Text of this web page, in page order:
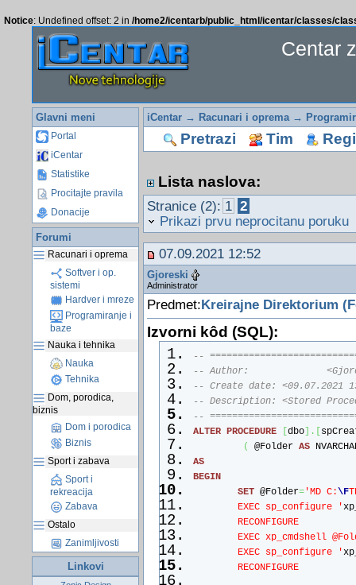
Notice: Undefined offset: 2 in /home2/icentarb/public_html/icentar/classes/
Centar
Glavni meni
Portal
iCentar
Statistike
Procitajte pravila
Donacije
Forumi
Racunari i oprema
Softver i op.
sistemi
Hardver i mreze
Programiranje i
baze
Nauka i tehnika
Nauka
Tehnika
Dom, porodica,
biznis
Dom i porodica
Biznis
Sport i zabava
Sport i
rekreacija
Zabava
Ostalo
Zanimljivosti
Linkovi
iCentar→ Racunari i oprema→
Pretrazi Tim
Lista naslova:
Stranice (2): 1 2
Prikazi prvu neprocitanu poruku
07.09.2021 12:52
Gjoreski
Administrator
Predmet: Kreirajne Direktorium
Izvorni kôd (SQL):
--
-- Author:
-- Create date: <09.07.2021
-- Description: <Stored
--
ALTER PROCEDURE dbo] .
(
@Folder AS
AS
BEGIN
SET @Folder='MD C: \F
EXEC sp_configure '
RECONFIGURE
EXEC xp_cmdshell
EXEC sp_configure '
RECONFIGURE